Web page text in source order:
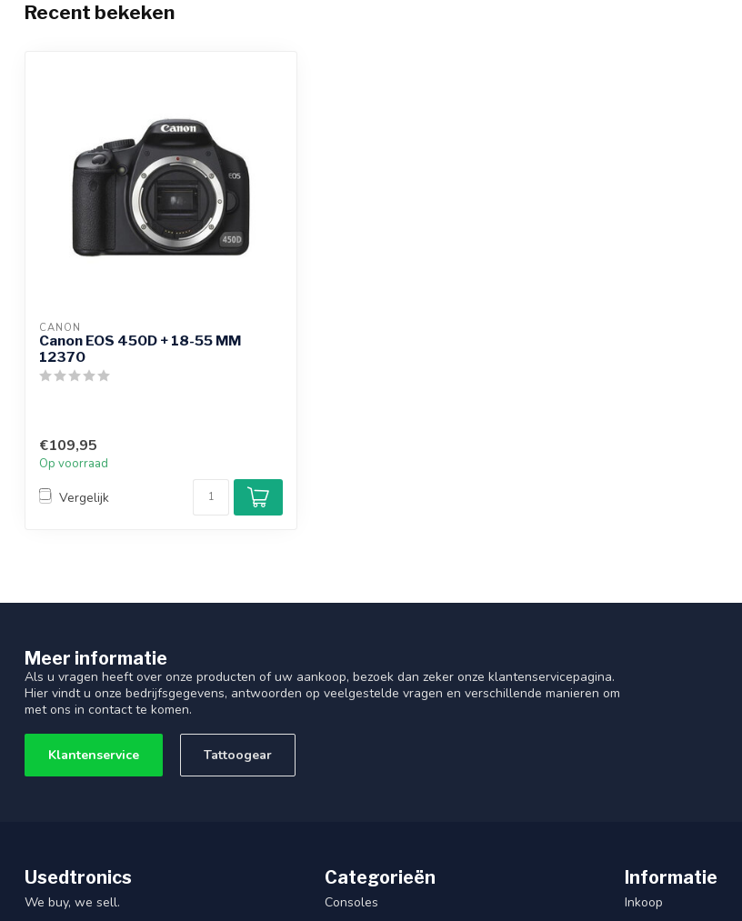
Recent bekeken
CANON
Canon EOS 450D + 18-55 MM
12370
€109,95
Op voorraad
Vergelijk
Meer informatie
Als u vragen heeft over onze producten of uw aankoop, bezoek dan zeker onze klantenservicepagina.
Hier vindt u onze bedrijfsgegevens, antwoorden op veelgestelde vragen en verschillende manieren om
met ons in contact te komen.
Klantenservice Tattoogear
Usedtronics
We buy, we sell.
Categorieën
Consoles
Informatie
Inkoop